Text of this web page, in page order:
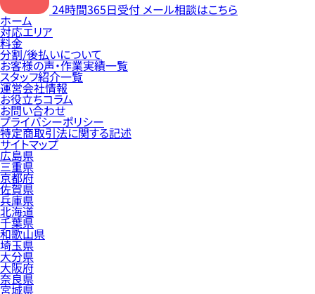
24時間365日受付 メール相談はこちら
ホーム
対応エリア
料金
分割/後払いについて
お客様の声・作業実績一覧
スタッフ紹介一覧
運営会社情報
お役立ちコラム
お問い合わせ
プライバシーポリシー
特定商取引法に関する記述
サイトマップ
広島県
三重県
京都府
佐賀県
兵庫県
北海道
千葉県
和歌山県
埼玉県
大分県
大阪府
奈良県
宮城県